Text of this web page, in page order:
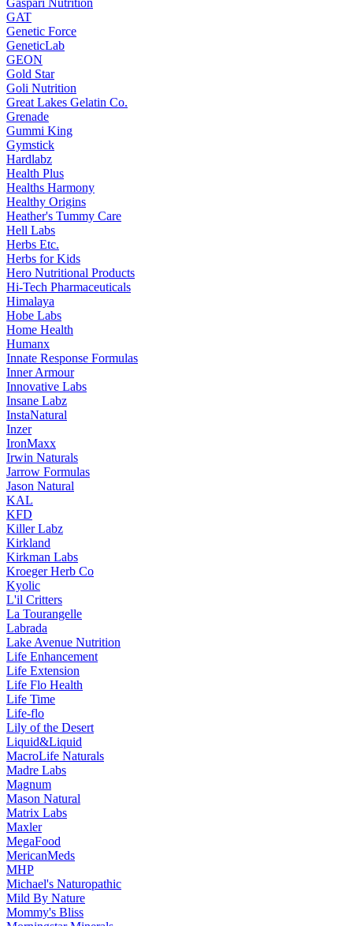
Gaspari Nutrition
GAT
Genetic Force
GeneticLab
GEON
Gold Star
Goli Nutrition
Great Lakes Gelatin Co.
Grenade
Gummi King
Gymstick
Hardlabz
Health Plus
Healths Harmony
Healthy Origins
Heather's Tummy Care
Hell Labs
Herbs Etc.
Herbs for Kids
Hero Nutritional Products
Hi-Tech Pharmaceuticals
Himalaya
Hobe Labs
Home Health
Humanx
Innate Response Formulas
Inner Armour
Innovative Labs
Insane Labz
InstaNatural
Inzer
IronMaxx
Irwin Naturals
Jarrow Formulas
Jason Natural
KAL
KFD
Killer Labz
Kirkland
Kirkman Labs
Kroeger Herb Co
Kyolic
L'il Critters
La Tourangelle
Labrada
Lake Avenue Nutrition
Life Enhancement
Life Extension
Life Flo Health
Life Time
Life-flo
Lily of the Desert
Liquid&Liquid
MacroLife Naturals
Madre Labs
Magnum
Mason Natural
Matrix Labs
Maxler
MegaFood
MericanMeds
MHP
Michael's Naturopathic
Mild By Nature
Mommy's Bliss